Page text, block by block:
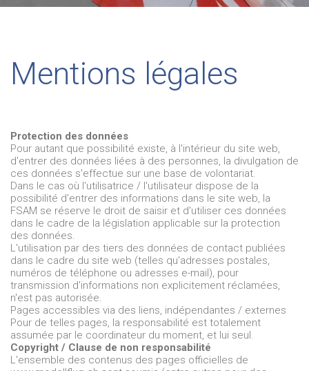
Mentions légales
Protection des données
Pour autant que possibilité existe, à l'intérieur du site web,
d'entrer des données liées à des personnes, la divulgation de
ces données s'effectue sur une base de volontariat.
Dans le cas où l'utilisatrice / l'utilisateur dispose de la
possibilité d'entrer des informations dans le site web, la
FSAM se réserve le droit de saisir et d'utiliser ces données
dans le cadre de la législation applicable sur la protection
des données.
L'utilisation par des tiers des données de contact publiées
dans le cadre du site web (telles qu'adresses postales,
numéros de téléphone ou adresses e-mail), pour
transmission d'informations non explicitement réclamées,
n'est pas autorisée.
Pages accessibles via des liens, indépendantes / externes
Pour de telles pages, la responsabilité est totalement
assumée par le coordinateur du moment, et lui seul.
Copyright / Clause de non responsabilité
L'ensemble des contenus des pages officielles de